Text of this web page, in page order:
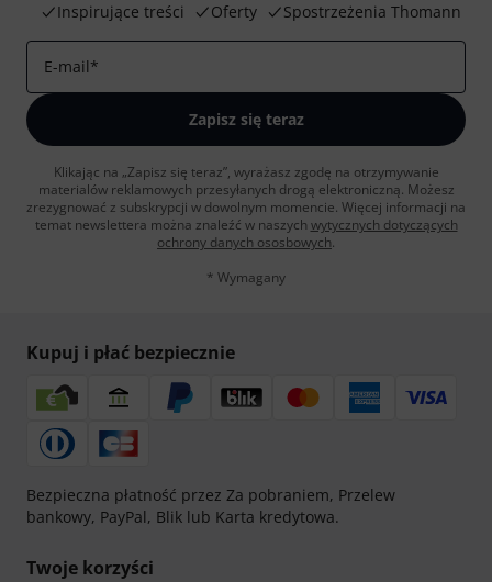
Inspirujące treści
Oferty Spostrzeżenia Thomann
E-mail*
Zapisz się teraz
Klikając na „Zapisz się teraz”, wyrażasz zgodę na otrzymywanie
materialów reklamowych przesyłanych drogą elektroniczną. Możesz
zrezygnować z subskrypcji w dowolnym momencie. Więcej informacji na
temat newslettera można znaleźć w naszych wytycznych dotyczących
ochrony danych ososbowych.
* Wymagany
Kupuj i płać bezpiecznie
Bezpieczna płatność przez Za pobraniem, Przelew
bankowy, PayPal, Blik lub Karta kredytowa.
Twoje korzyści